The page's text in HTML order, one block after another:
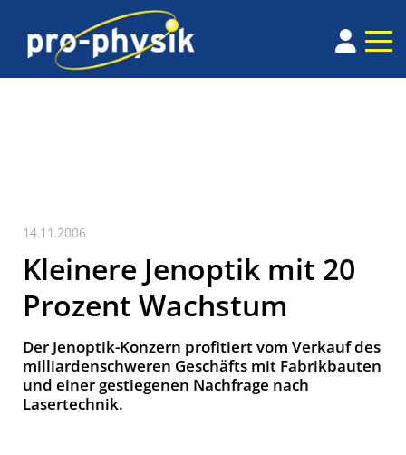
14.11.2006
Kleinere Jenoptik mit 20
Prozent Wachstum
Der Jenoptik-Konzern profitiert vom Verkauf des
milliardenschweren Geschäfts mit Fabrikbauten
und einer gestiegenen Nachfrage nach
Lasertechnik.